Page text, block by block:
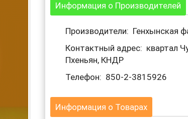
Информация о Производителей
Производители: Генхынская
Контактный адрес: квартал
Пхеньян, КНДР
Телефон: 850-2-3815926
Информация о Товарах